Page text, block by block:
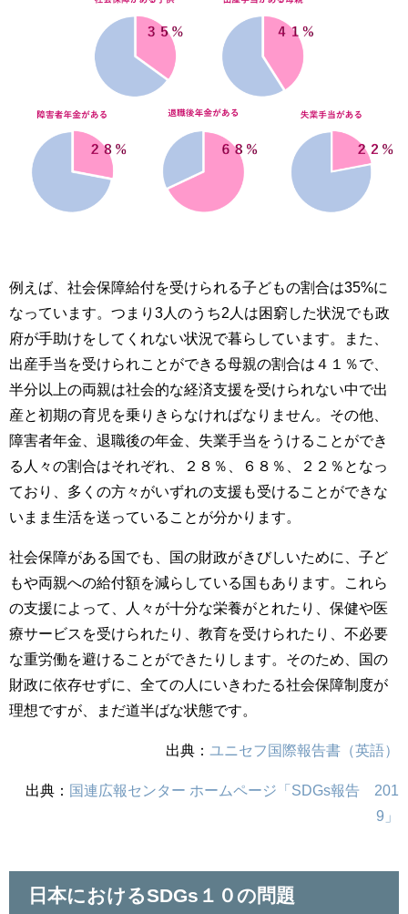
例えば、社会保障給付を受けられる子どもの割合は35%に
なっています。つまり3人のうち2人は困窮した状況でも政
府が手助けをしてくれない状況で暮らしています。また、
出産手当を受けられことができる母親の割合は４１％で、
半分以上の両親は社会的な経済支援を受けられない中で出
産と初期の育児を乗りきらなければなりません。その他、
障害者年金、退職後の年金、失業手当をうけることができ
る人々の割合はそれぞれ、２８％、６８％、２２％となっ
ており、多くの方々がいずれの支援も受けることができな
いまま生活を送っていることが分かります。
社会保障がある国でも、国の財政がきびしいために、子ど
もや両親への給付額を減らしている国もあります。これら
の支援によって、人々が十分な栄養がとれたり、保健や医
療サービスを受けられたり、教育を受けられたり、不必要
な重労働を避けることができたりします。そのため、国の
財政に依存せずに、全ての人にいきわたる社会保障制度が
理想ですが、まだ道半ばな状態です。
出典： ユニセフ国際報告書（英語）
出典： 国連広報センター ホームページ「SDGs報告 201
9」
日本におけるSDGs１０の問題